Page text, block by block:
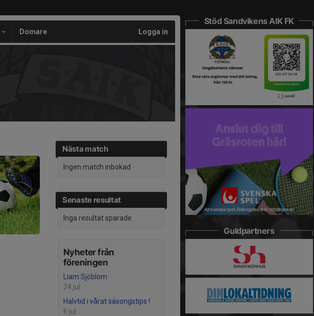
Domare Logga in
Nästa match
Ingen match inbokad
Senaste resultat
Inga resultat sparade
Nyheter från
föreningen
Liam Sjöblom
24 jul
Halvtid i vårat säsongstips !
6 jul
Stöd Sandvikens AIK FK
Guldpartners